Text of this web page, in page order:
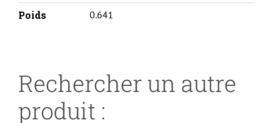
Poids 0.641
Rechercher un autre
produit :